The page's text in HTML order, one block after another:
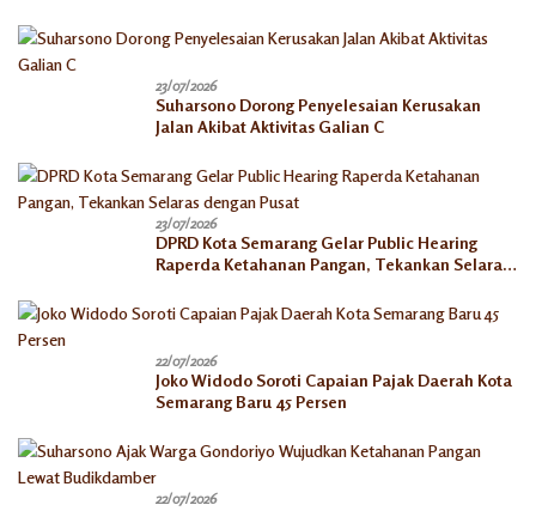
23/07/2026
Suharsono Dorong Penyelesaian Kerusakan
Jalan Akibat Aktivitas Galian C
23/07/2026
DPRD Kota Semarang Gelar Public Hearing
Raperda Ketahanan Pangan, Tekankan Selaras
22/07/2026
Joko Widodo Soroti Capaian Pajak Daerah Kota
Semarang Baru 45 Persen
22/07/2026